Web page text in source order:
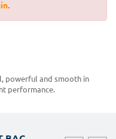
.
powerful and smooth in
performance.